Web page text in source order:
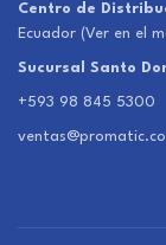
Centro de
Ecuador (Ver en el
Sucursal Santo
+593 98 845 5300